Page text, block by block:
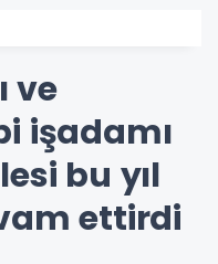
ve
işadamı
bu yıl
ettirdi